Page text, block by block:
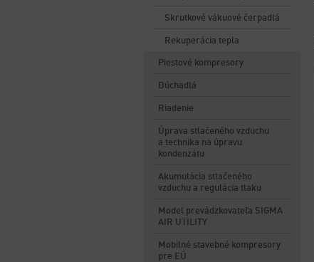
Skrutkové vákuové čerpadlá
Rekuperácia tepla
Piestové kompresory
Dúchadlá
Riadenie
Úprava stlačeného vzduchu
a technika na úpravu
kondenzátu
Akumulácia stlačeného
vzduchu a regulácia tlaku
Model prevádzkovateľa SIGMA
AIR UTILITY
Mobilné stavebné kompresory
pre EÚ